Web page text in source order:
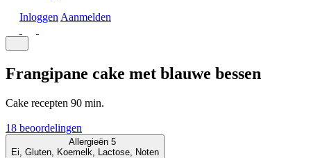
Inloggen Aanmelden
Frangipane cake met blauwe bessen
Cake recepten 90 min.
18 beoordelingen
Allergieën 5
Ei, Gluten, Koemelk, Lactose, Noten